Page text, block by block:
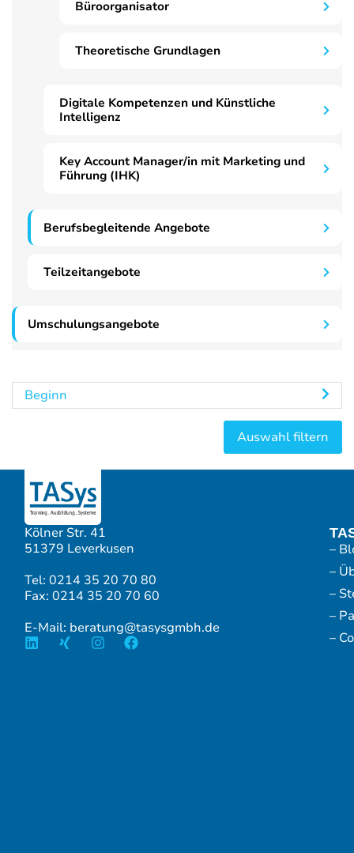
Büroorganisator
Theoretische Grundlagen
Digitale Kompetenzen und Künstliche
Intelligenz
Key Account Manager/in mit Marketing und
Führung (IHK)
Berufsbegleitende Angebote
Teilzeitangebote
Umschulungsangebote
Beginn
Kölner Str. 41
51379 Leverkusen
Tel: 0214 35 20 70 80
Fax: 0214 35 20 70 60
E-Mail: beratung@tasysgmbh.de
–
–
–
–
–